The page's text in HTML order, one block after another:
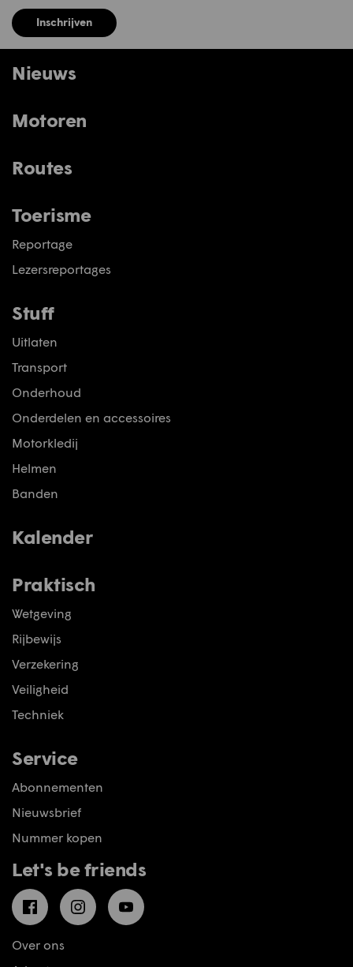
Inschrijven
Nieuws
Motoren
Routes
Toerisme
Reportage
Lezersreportages
Stuff
Uitlaten
Transport
Onderhoud
Onderdelen en accessoires
Motorkledij
Helmen
Banden
Kalender
Praktisch
Wetgeving
Rijbewijs
Verzekering
Veiligheid
Techniek
Service
Abonnementen
Nieuwsbrief
Nummer kopen
Let's be friends
FacebookInstagramYouTube
Over ons